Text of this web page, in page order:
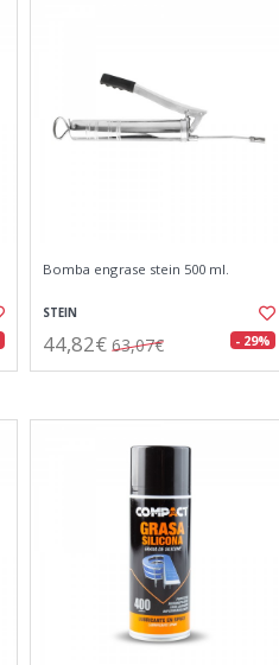
Bomba engrase stein 500 ml.
STEIN
44,82€ 63,07€ - 29%